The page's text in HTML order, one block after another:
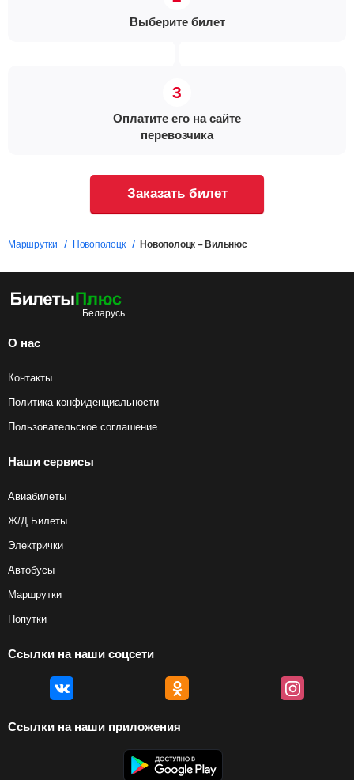
Выберите билет
Оплатите его на сайте
перевозчика
Заказать билет
Маршрутки Новополоцк Новополоцк – Вильнюс
О нас
Контакты
Политика конфиденциальности
Пользовательское соглашение
Наши сервисы
Авиабилеты
Ж/Д Билеты
Электрички
Автобусы
Маршрутки
Попутки
Ссылки на наши соцсети
Ссылки на наши приложения